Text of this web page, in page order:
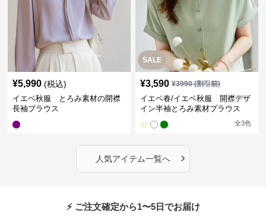
¥5,990 (税込)
イエベ秋服 とろみ素材の開襟
長袖ブラウス
SALE
¥3,590 ¥3990(割引前)
イエベ春/イエベ秋服 開襟デザ
イン半袖とろみ素材ブラウス
全3色
人気アイテム一覧へ ›
⚡ ご注文確定から1〜5日でお届け